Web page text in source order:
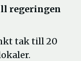
regeringen
tak till 20